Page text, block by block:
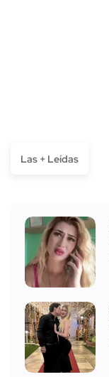
Las + Leídas